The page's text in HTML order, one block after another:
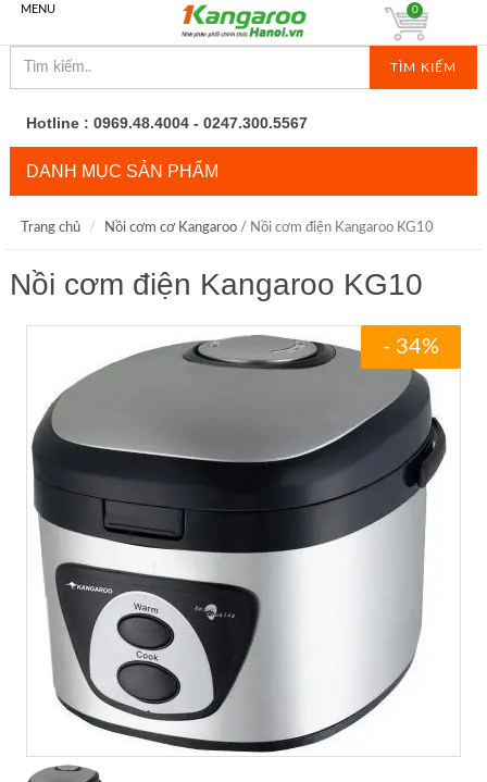
MENU
TÌM KIẾM
0
Hotline : 0969.48.4004 - 0247.300.5567
DANH MỤC SẢN PHẨM
Trang chủ Nồi cơm cơ Kangaroo/ Nồi cơm điện Kangaroo KG10
Nồi cơm điện Kangaroo KG10
- 34%